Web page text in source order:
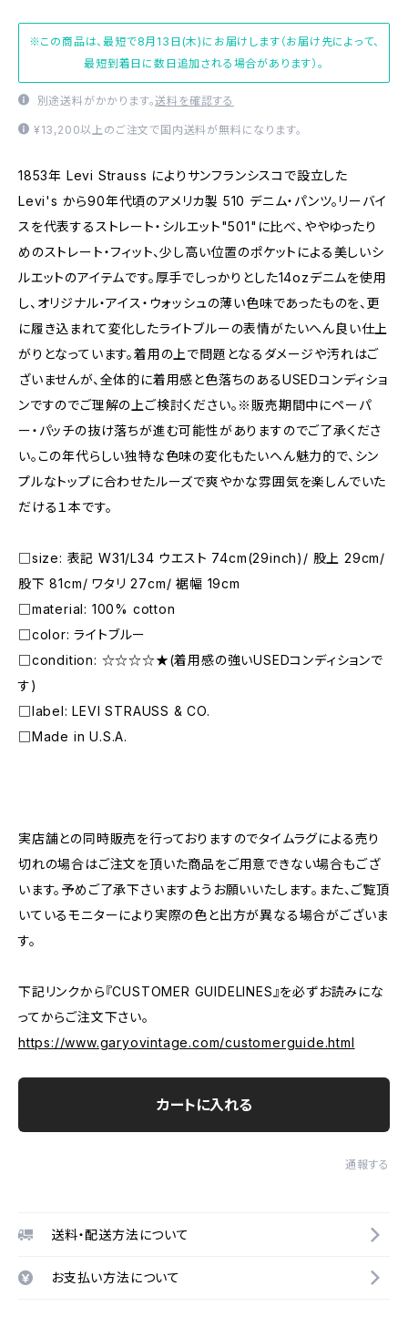
※この商品は、最短で8月13日(木)にお届けします（お届け先によって、
最短到着日に数日追加される場合があります）。
別途送料がかかります。送料を確認する
¥13,200以上のご注文で国内送料が無料になります。
1853年 Levi Strauss によりサンフランシスコで設立した
Levi's から90年代頃のアメリカ製 510 デニム・パンツ。リーバイ
スを代表するストレート・シルエット"501"に比べ、ややゆったり
めのストレート・フィット、少し高い位置のポケットによる美しいシ
ルエットのアイテムです。厚手でしっかりとした14ozデニムを使用
し、オリジナル・アイス・ウォッシュの薄い色味であったものを、更
に履き込まれて変化したライトブルーの表情がたいへん良い仕上
がりとなっています。着用の上で問題となるダメージや汚れはご
ざいませんが、全体的に着用感と色落ちのあるUSEDコンディショ
ンですのでご理解の上ご検討ください。※販売期間中にペーパ
ー・パッチの抜け落ちが進む可能性がありますのでご了承くださ
い。この年代らしい独特な色味の変化もたいへん魅力的で、シン
プルなトップに合わせたルーズで爽やかな雰囲気を楽しんでいた
だける１本です。
□size: 表記 W31/L34 ウエスト 74cm(29inch)/ 股上 29cm/
股下 81cm/ ワタリ 27cm/ 裾幅 19cm
□material: 100% cotton
□color: ライトブルー
□condition: ☆☆☆☆★(着用感の強いUSEDコンディションで
す)
□label: LEVI STRAUSS & CO.
□Made in U.S.A.
実店舗との同時販売を行っておりますのでタイムラグによる売り
切れの場合はご注文を頂いた商品をご用意できない場合もござ
います。予めご了承下さいますようお願いいたします。また、ご覧頂
いているモニターにより実際の色と出方が異なる場合がございま
す。
下記リンクから『CUSTOMER GUIDELINES』を必ずお読みにな
ってからご注文下さい。
https://www.garyovintage.com/customerguide.html
カートに入れる
通報する
送料・配送方法について
お支払い方法について